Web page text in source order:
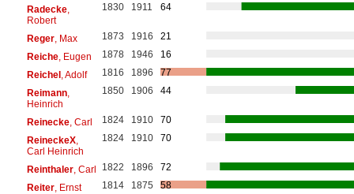
Radecke,
Robert
1830 1911 64
Reger, Max 1873 1916
21
Reiche, Eugen 1878 1946
16
Reichel, Adolf 1816 1896
77
Reimann,
Heinrich
1850 1906 44
Reinecke, Carl 1824 1910
70
ReineckeX,
Carl Heinrich
1824 1910 70
Reinthaler, Carl 1822 1896
72
Reiter, Ernst 1814 1875
58